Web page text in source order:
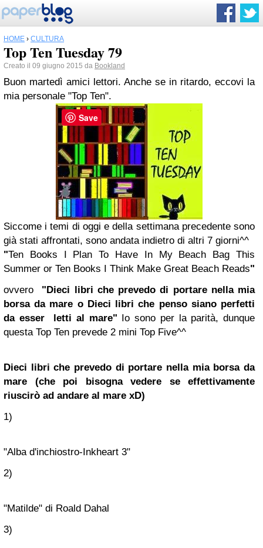
HOME › CULTURA
Top Ten Tuesday 79
Creato il 09 giugno 2015 da Bookland
Buon martedì amici lettori. Anche se in ritardo, eccovi la
mia personale "Top Ten".
Siccome i temi di oggi e della settimana precedente sono
già stati affrontati, sono andata indietro di altri 7 giorni^^
"Ten Books I Plan To Have In My Beach Bag This
Summer or Ten Books I Think Make Great Beach Reads"
ovvero "Dieci libri che prevedo di portare nella mia
borsa da mare o Dieci libri che penso siano perfetti
da esser letti al mare" Io sono per la parità, dunque
questa Top Ten prevede 2 mini Top Five^^
Dieci libri che prevedo di portare nella mia borsa da
mare (che poi bisogna vedere se effettivamente
riuscirò ad andare al mare xD)
1)
"Alba d'inchiostro-Inkheart 3"
2)
"Matilde" di Roald Dahal
3)
Save